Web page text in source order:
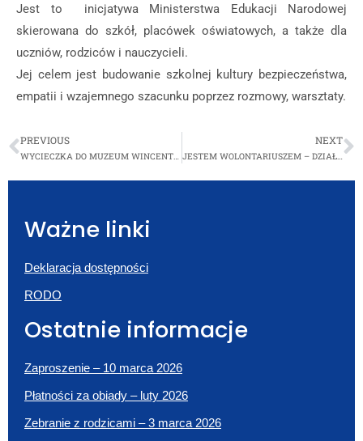
Jest to inicjatywa Ministerstwa Edukacji Narodowej
skierowana do szkół, placówek oświatowych, a także dla
uczniów, rodziców i nauczycieli.
Jej celem jest budowanie szkolnej kultury bezpieczeństwa,
empatii i wzajemnego szacunku poprzez rozmowy, warsztaty.
PREVIOUS NEXT
JESTEM WOLONTARIUSZEM – DZIAŁAM I ROZWIJAM SIĘ
Ważne linki
Deklaracja dostępności
RODO
Ostatnie informacje
Zaproszenie – 10 marca 2026
Płatności za obiady – luty 2026
Zebranie z rodzicami – 3 marca 2026